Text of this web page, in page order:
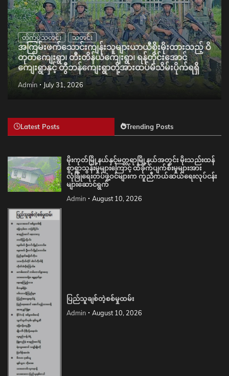
တိုက်ပွဲသတင်း သတင်း
အကြမ်းဖက်သောင်းကျန်းသူများယာယီစိုးမိုးထားသည့် ဝိ
တုတ်ကျေးရွာ၊ တီးတိန်ယံကျေးရွာ၊ ရန်တိုင်းအောင်
ကျေးရွာနှင့် တွီဘန်ကျေးရွာတို့အားထပ်မံသိမ်းပိုက်ရရှိ
Admin July 31, 2026
Latest Posts Trending Posts
မိုးကုတ်မြို့နယ်နှင့်မတ္တရာမြို့နယ်အတွင်း မိုးသည်းထန်
စွာရွာသွန်းမှုများကြောင့် ထိခိုက်ပျက်စီးမှုများအား
လုံခြုံရေးတပ်ဖွဲ့ဝင်များက ကူညီကယ်ဆယ်ရေးလုပ်ငန်း
များဆောင်ရွက်
Admin August 10, 2026
ပြည်သူချစ်တဲ့စစ်မှုထမ်း
Admin August 10, 2026